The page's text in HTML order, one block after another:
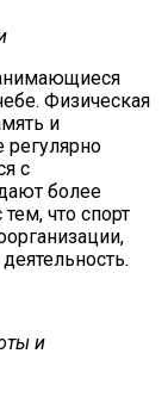
Физическая
и
регулярно
с
более
что спорт
и